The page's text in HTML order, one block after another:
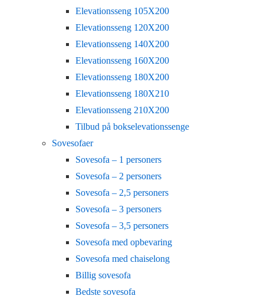
Elevationsseng 105X200
Elevationsseng 120X200
Elevationsseng 140X200
Elevationsseng 160X200
Elevationsseng 180X200
Elevationsseng 180X210
Elevationsseng 210X200
Tilbud på bokselevationssenge
Sovesofaer
Sovesofa – 1 personers
Sovesofa – 2 personers
Sovesofa – 2,5 personers
Sovesofa – 3 personers
Sovesofa – 3,5 personers
Sovesofa med opbevaring
Sovesofa med chaiselong
Billig sovesofa
Bedste sovesofa